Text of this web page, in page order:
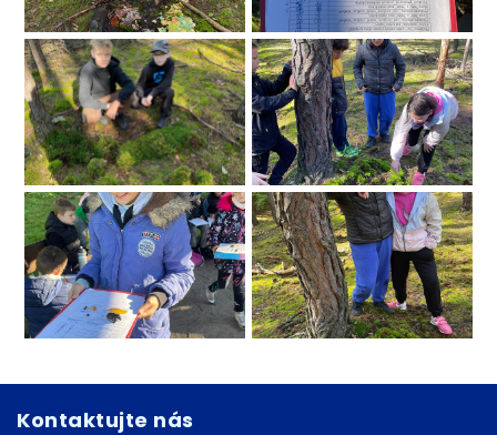
Kontaktujte nás